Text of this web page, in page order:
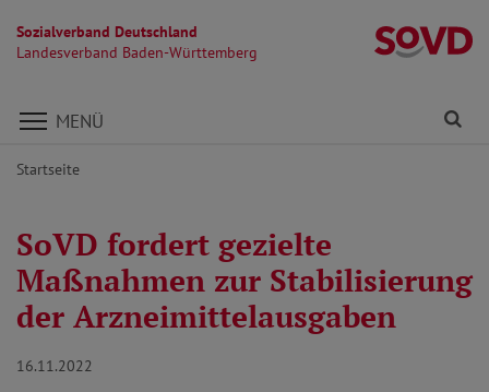
Sozialverband Deutschland
Landesverband Baden-Württemberg
Direkt zu den Inhalten springen
MENÜ
Startseite
SoVD fordert gezielte
Maßnahmen zur Stabilisierung
der Arzneimittelausgaben
16.11.2022